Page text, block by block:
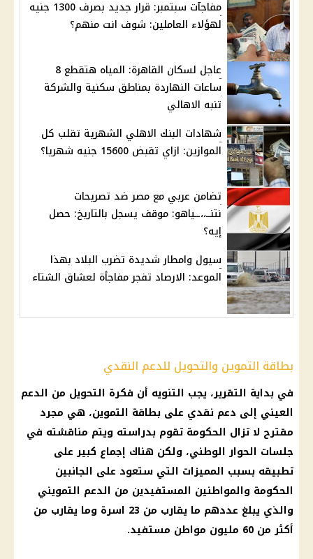
مفاجآت سبتمبر: قرار جديد بصرف 1300 جنيه
لهؤلاء العاملين: شوف انت منهم؟
عاجل لسكان القاهرة: المياه هتقطع 8
ساعات النهاردة بمناطق سكنية والشركة
تنبه الاهالي
شهادات البنك الاهلي الشهرية تقلب كل
الموازين: ازاي تقبض 15600 جنيه شهريا؟
تضامن عربي مع مصر ضد تصريحات
نتنــ،،ــياهو: موقف يسجل بالتاريخ: حصل
إيه؟
سيول وامطار شديدة تضرب البلاد بهذا
الموعد: الارصاد تفجر مفاجأة لعشاق الشتاء
بطاقة التموين والتحويل للدعم النقدي
في بداية التقرير، يجب التنويه أن فكرة التحويل من الدعم
العيني إلى دعم نقدي على بطاقة التموين، هي مجرد
مقترح لا تزال الحكومة تقوم بدراسته ويتم مناقشته في
جلسات الحوار الوطني، ولكن هناك إجماع كبير على
تطبيقه بسبب المميزات التي ستعود على الجانبين
الحكومة والمواطنين المستفيدين من الدعم التمويني
والذي يبلغ عددهم ما يقارب من 23 اسرة وما يقارب من
أكثر من 60 مليون مواطن مستفيد.